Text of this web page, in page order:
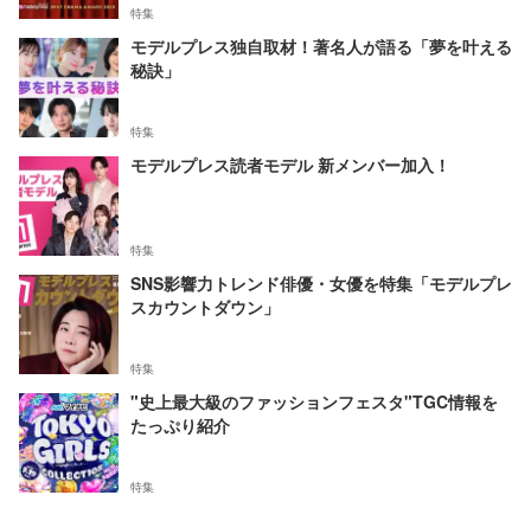
特集
モデルプレス独自取材！著名人が語る「夢を叶える
秘訣」
特集
モデルプレス読者モデル 新メンバー加入！
特集
SNS影響力トレンド俳優・女優を特集「モデルプレ
スカウントダウン」
特集
"史上最大級のファッションフェスタ"TGC情報を
たっぷり紹介
特集